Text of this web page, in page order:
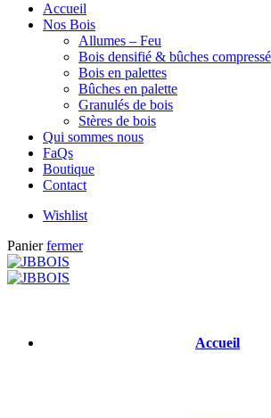
Accueil
Nos Bois
Allumes – Feu
Bois densifié & bûches
Bois en palettes
Bûches en palette
Granulés de bois
Stères de bois
Qui sommes nous
FaQs
Boutique
Contact
Wishlist
Panier fermer
Accueil